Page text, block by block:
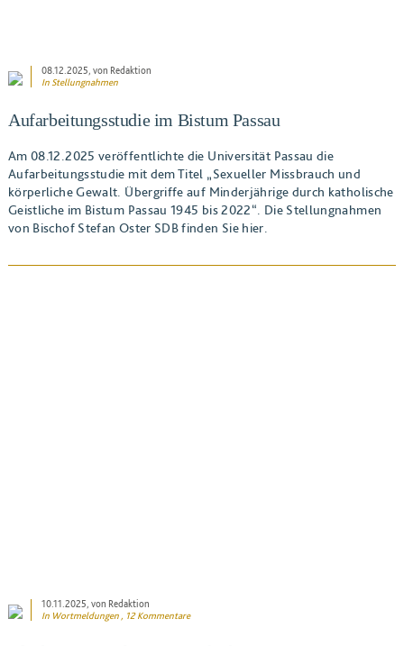
08.12.2025, von Redaktion
InStellungnahmen
Aufarbeitungsstudie im Bistum Passau
Am 08.12.2025 veröffentlichte die Universität Passau die
Aufarbeitungsstudie mit dem Titel „Sexueller Missbrauch und
körperliche Gewalt. Übergriffe auf Minderjährige durch katholische
Geistliche im Bistum Passau 1945 bis 2022“. Die Stellungnahmen
von Bischof Stefan Oster SDB finden Sie hier.
10.11.2025, von Redaktion
In Wortmeldungen, 12 Kommentare